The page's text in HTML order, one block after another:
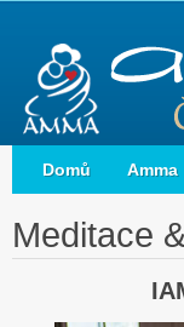
Domů Amma
Meditace